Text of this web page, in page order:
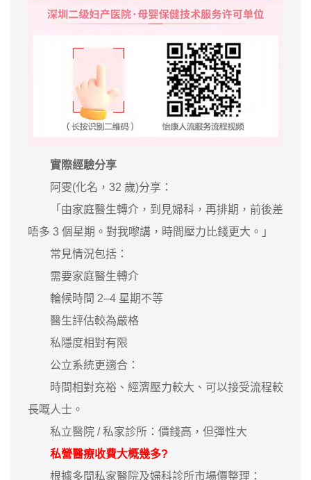
實際經驗分享
阿雯(化名，32 歲)分享：
「由家庭醫生轉介，到見婦科，再排期，前後差
唔多 3 個星期。對我嚟講，時間壓力比錢更大。」
常見情況包括：
需要家庭醫生轉介
輪候時間 2–4 星期不等
醫生評估較為嚴格
私隱度相對有限
公立系統更適合：
時間相對充裕、經濟壓力較大、可以接受流程較
長嘅人士。
私立醫院 / 私家診所：價錢高，但彈性大
私營醫療收費大概幾多?
根據多間私家醫院及婦科診所市場價整理：